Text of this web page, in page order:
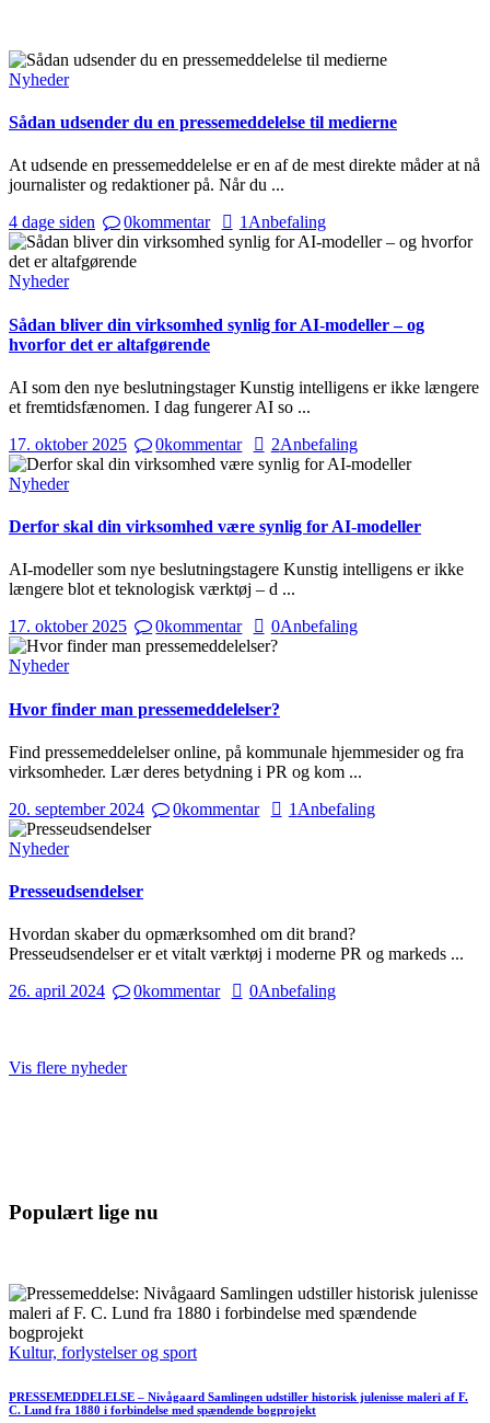
Nyheder
Sådan udsender du en pressemeddelelse til medierne
At udsende en pressemeddelelse er en af de mest direkte måder at nå
journalister og redaktioner på. Når du ...
4 dage siden
0kommentar 1 Anbefaling
Nyheder
Sådan bliver din virksomhed synlig for AI-modeller – og
hvorfor det er altafgørende
AI som den nye beslutningstager Kunstig intelligens er ikke længere
et fremtidsfænomen. I dag fungerer AI so ...
17. oktober 2025
0kommentar 2Anbefaling
Nyheder
Derfor skal din virksomhed være synlig for AI-modeller
AI-modeller som nye beslutningstagere Kunstig intelligens er ikke
længere blot et teknologisk værktøj – d ...
17. oktober 2025
0kommentar 0Anbefaling
Nyheder
Hvor finder man pressemeddelelser?
Find pressemeddelelser online, på kommunale hjemmesider og fra
virksomheder. Lær deres betydning i PR og kom ...
20. september 2024
0kommentar 1 Anbefaling
Nyheder
Presseudsendelser
Hvordan skaber du opmærksomhed om dit brand?
Presseudsendelser er et vitalt værktøj i moderne PR og markeds ...
26. april 2024
0kommentar 0Anbefaling
Vis flere nyheder
Populært lige nu
Kultur, forlystelser og sport
PRESSEMEDDELELSE – Nivågaard Samlingen udstiller historisk julenisse maleri af F.
C. Lund fra 1880 i forbindelse med spændende bogprojekt